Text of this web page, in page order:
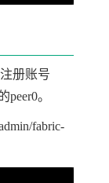
册账号
peer0。
fabric-